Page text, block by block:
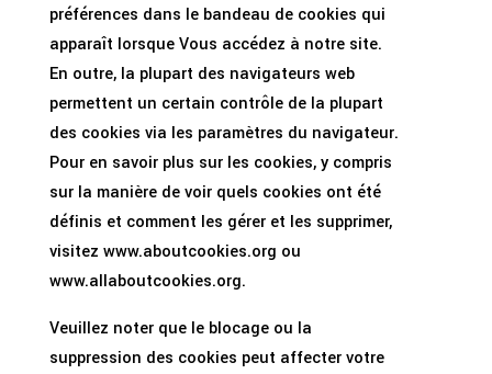
préférences dans le bandeau de cookies qui
apparaît lorsque Vous accédez à notre site.
En outre, la plupart des navigateurs web
permettent un certain contrôle de la plupart
des cookies via les paramètres du navigateur.
Pour en savoir plus sur les cookies, y compris
sur la manière de voir quels cookies ont été
définis et comment les gérer et les supprimer,
visitez www.aboutcookies.org ou
www.allaboutcookies.org.
Veuillez noter que le blocage ou la
suppression des cookies peut affecter votre